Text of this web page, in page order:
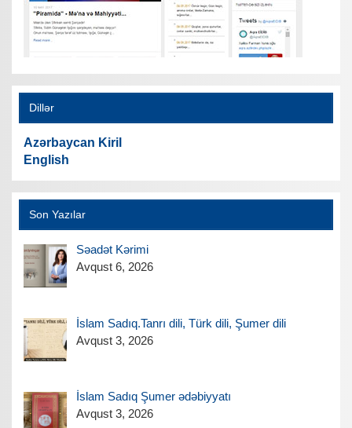
Dillər
Azərbaycan Kiril
English
Son Yazılar
Səadət Kərimi
Avqust 6, 2026
İslam Sadıq.Tanrı dili, Türk dili, Şumer dili
Avqust 3, 2026
İslam Sadıq Şumer ədəbiyyatı
Avqust 3, 2026